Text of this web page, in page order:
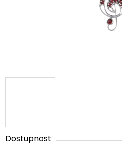
Dostupnost